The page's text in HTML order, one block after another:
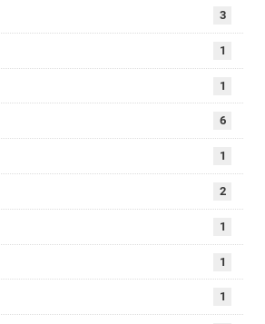
3
1
1
6
1
2
1
1
1